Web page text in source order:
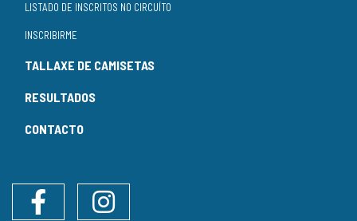
LISTADO DE INSCRITOS NO CIRCUÍTO
INSCRIBIRME
TALLAXE DE CAMISETAS
RESULTADOS
CONTACTO
Instagram